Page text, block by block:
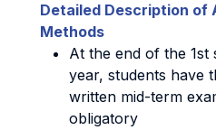
Detailed Description of
Methods
At the end of the
year, students have
written mid-term
obligatory